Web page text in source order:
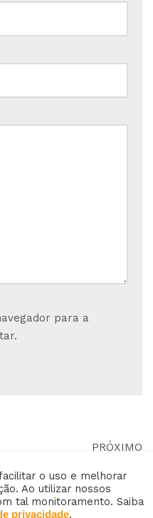
para a
PRÓXIMO
serviços de gás e ter
mais lucro?
o uso e melhorar
Ao utilizar nossos
tal monitoramento. Saiba
privacidade.